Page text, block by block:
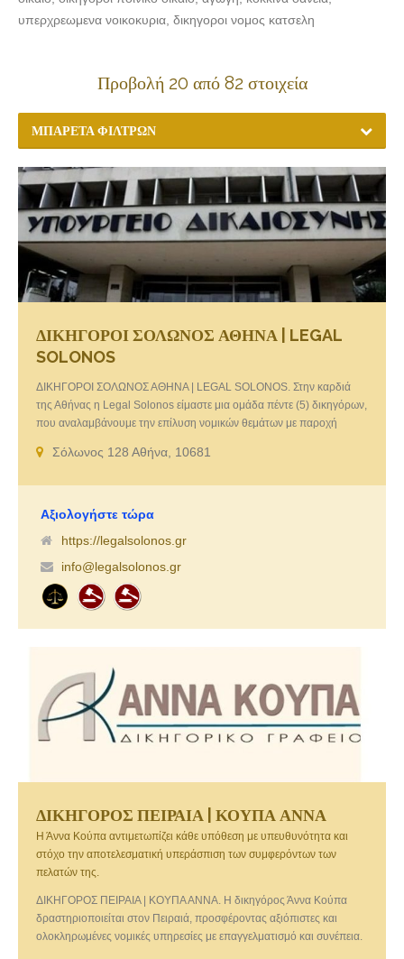
υπερχρεωμενα νοικοκυρια, δικηγοροι νομος κατσελη
Προβολή 20 από 82 στοιχεία
ΜΠΑΡΈΤΑ ΦΊΛΤΡΩΝ
ΔΙΚΗΓΟΡΟΙ ΣΟΛΩΝΟΣ ΑΘΗΝΑ | LEGAL
SOLONOS
ΔΙΚΗΓΟΡΟΙ ΣΟΛΩΝΟΣ ΑΘΗΝΑ | LEGAL SOLONOS. Στην καρδιά
της Αθήνας η Legal Solonos είμαστε μια ομάδα πέντε (5) δικηγόρων,
που αναλαμβάνουμε την επίλυση νομικών θεμάτων με παροχή
Σόλωνος 128 Αθήνα, 10681
Αξιολογήστε τώρα
https://legalsolonos.gr
info@legalsolonos.gr
ΔΙΚΗΓΟΡΟΣ ΠΕΙΡΑΙΑ | ΚΟΥΠΑ ΑΝΝΑ
Η Άννα Κούπα αντιμετωπίζει κάθε υπόθεση με υπευθυνότητα και
στόχο την αποτελεσματική υπεράσπιση των συμφερόντων των
πελατών της.
ΔΙΚΗΓΟΡΟΣ ΠΕΙΡΑΙΑ | ΚΟΥΠΑ ΑΝΝΑ. Η δικηγόρος Άννα Κούπα
δραστηριοποιείται στον Πειραιά, προσφέροντας αξιόπιστες και
ολοκληρωμένες νομικές υπηρεσίες με επαγγελματισμό και συνέπεια.